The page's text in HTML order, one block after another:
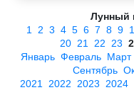
Лунный
1
2 3 4 5 6 7 8 9
20 21 22 23
Январь Февраль Март
Сентябрь
2021
2022 2023 2024